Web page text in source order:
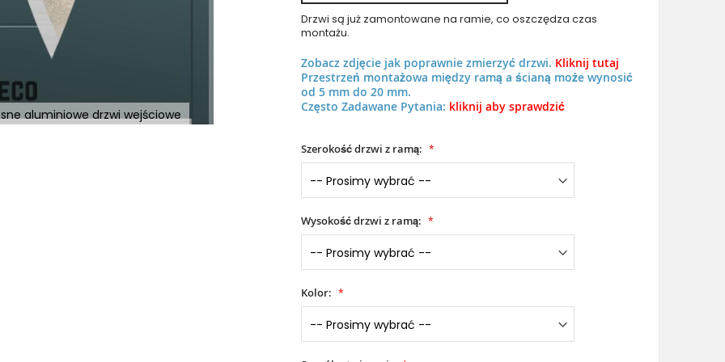
aluminiowe drzwi wejściowe LIM C11 - nowoczesne aluminiowe drzwi wejściowe
Drzwi są już zamontowane na ramie, co oszczędza czas
montażu.
Zobacz zdjęcie jak poprawnie zmierzyć drzwi. Kliknij tutaj
Przestrzeń montażowa między ramą a ścianą może wynosić
od 5 mm do 20 mm.
Często Zadawane Pytania: kliknij aby sprawdzić
Szerokość drzwi z ramą:
Wysokość drzwi z ramą:
Kolor: